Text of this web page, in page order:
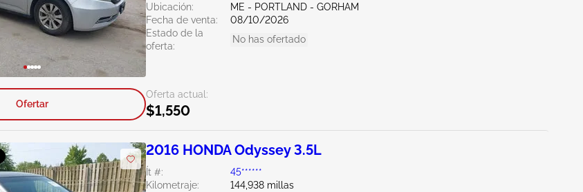
Ubicación:
ME - PORTLAND - GORHAM
Fecha de venta:
08/10/2026
Estado de la
oferta:
No has ofertado
Oferta actual:
$1,550
Ofertar
2016 HONDA Odyssey 3.5L
Ít #:
45******
Kilometraje:
144,938 millas